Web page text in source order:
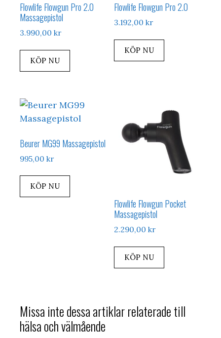
Flowlife Flowgun Pro 2.0
Massagepistol
3.990,00 kr
KÖP NU
Flowlife Flowgun Pro 2.0
3.192,00kr
KÖP NU
Beurer MG99 Massagepistol
995,00 kr
KÖP NU
Flowlife Flowgun Pocket
Massagepistol
2.290,00kr
KÖP NU
Missa inte dessa artiklar relaterade till
hälsa och välmående